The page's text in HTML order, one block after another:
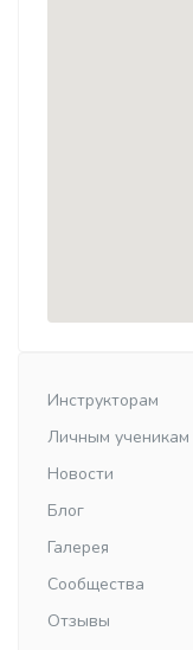
Инструкторам
Личным ученикам
Новости
Блог
Галерея
Сообщества
Отзывы